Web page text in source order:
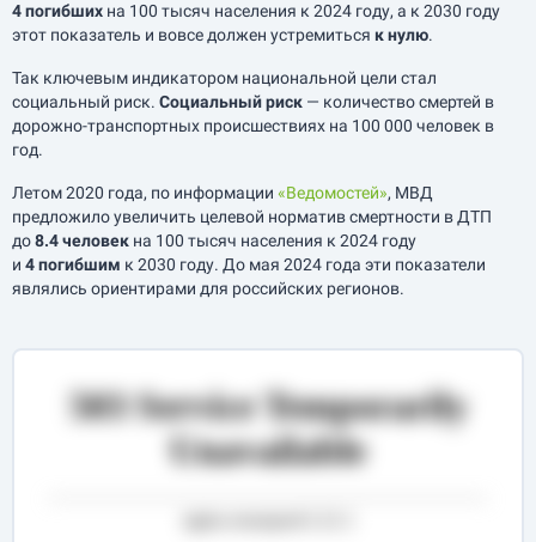
4 погибших на 100 тысяч населения к 2024 году, а к 2030 году
этот показатель и вовсе должен устремиться к нулю.
Так ключевым индикатором национальной цели стал
социальный риск. Социальный риск — количество смертей в
дорожно-транспортных происшествиях на 100 000 человек в
год.
Летом 2020 года, по информации «Ведомостей», МВД
предложило увеличить целевой норматив смертности в ДТП
до8.4 человек на 100 тысяч населения к 2024 году
и 4 погибшим к 2030 году. До мая 2024 года эти показатели
являлись ориентирами для российских регионов.